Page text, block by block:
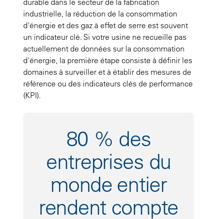
durable dans le secteur de la fabrication
industrielle, la réduction de la consommation
d'énergie et des gaz à effet de serre est souvent
un indicateur clé. Si votre usine ne recueille pas
actuellement de données sur la consommation
d'énergie, la première étape consiste à définir les
domaines à surveiller et à établir des mesures de
référence ou des indicateurs clés de performance
(KPI).
80 % des
entreprises du
monde entier
rendent compte